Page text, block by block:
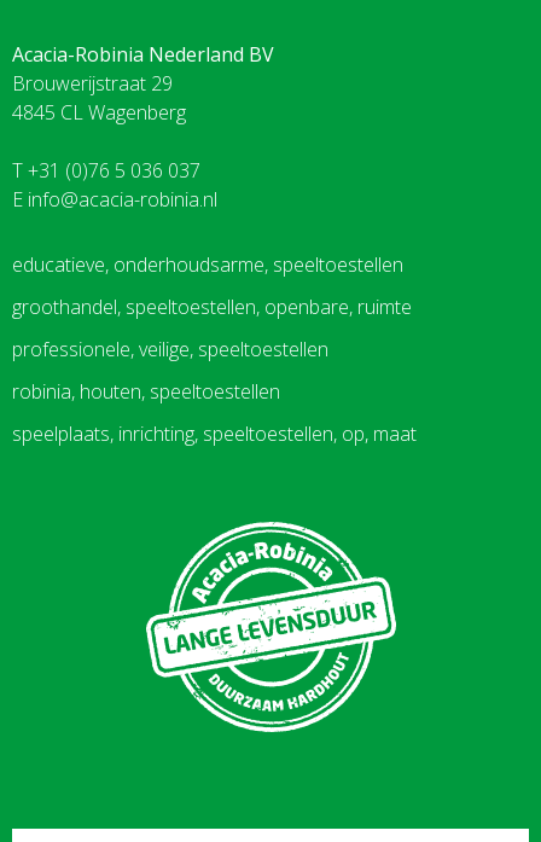
Acacia-Robinia Nederland BV
Brouwerijstraat 29
4845 CL Wagenberg
T +31 (0)76 5 036 037
E info@acacia-robinia.nl
educatieve, onderhoudsarme, speeltoestellen
groothandel, speeltoestellen, openbare, ruimte
professionele, veilige, speeltoestellen
robinia, houten, speeltoestellen
speelplaats, inrichting, speeltoestellen, op, maat